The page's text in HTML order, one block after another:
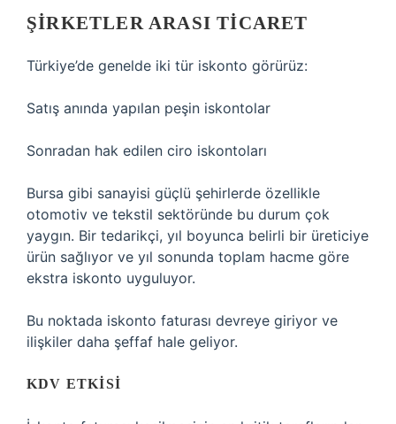
ŞIRKETLER ARASI TICARET
Türkiye’de genelde iki tür iskonto görürüz:
Satış anında yapılan peşin iskontolar
Sonradan hak edilen ciro iskontoları
Bursa gibi sanayisi güçlü şehirlerde özellikle
otomotiv ve tekstil sektöründe bu durum çok
yaygın. Bir tedarikçi, yıl boyunca belirli bir üreticiye
ürün sağlıyor ve yıl sonunda toplam hacme göre
ekstra iskonto uyguluyor.
Bu noktada iskonto faturası devreye giriyor ve
ilişkiler daha şeffaf hale geliyor.
KDV ETKISI